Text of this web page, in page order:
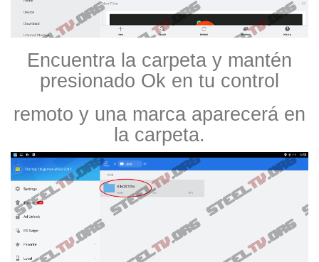
Encuentra la carpeta y mantén
presionado Ok en tu control
remoto y una marca aparecerá en
la carpeta.